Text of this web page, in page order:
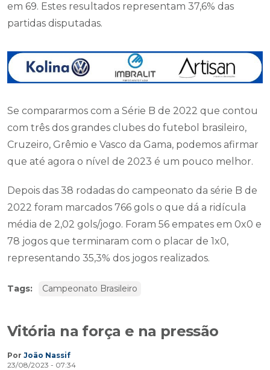
em 69. Estes resultados representam 37,6% das
partidas disputadas.
Se compararmos com a Série B de 2022 que contou
com três dos grandes clubes do futebol brasileiro,
Cruzeiro, Grêmio e Vasco da Gama, podemos afirmar
que até agora o nível de 2023 é um pouco melhor.
Depois das 38 rodadas do campeonato da série B de
2022 foram marcados 766 gols o que dá a ridícula
média de 2,02 gols/jogo. Foram 56 empates em 0x0 e
78 jogos que terminaram com o placar de 1x0,
representando 35,3% dos jogos realizados.
Tags: Campeonato Brasileiro
Vitória na força e na pressão
Por João Nassif
23/08/2023 - 07:34